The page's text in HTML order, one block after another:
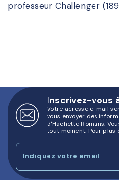
professeur Challenger
Inscrivez-vous
Votre adresse e-mail
vous envoyer des
d'Hachette Romans.
tout moment. Pour plus
Indiquez votre email